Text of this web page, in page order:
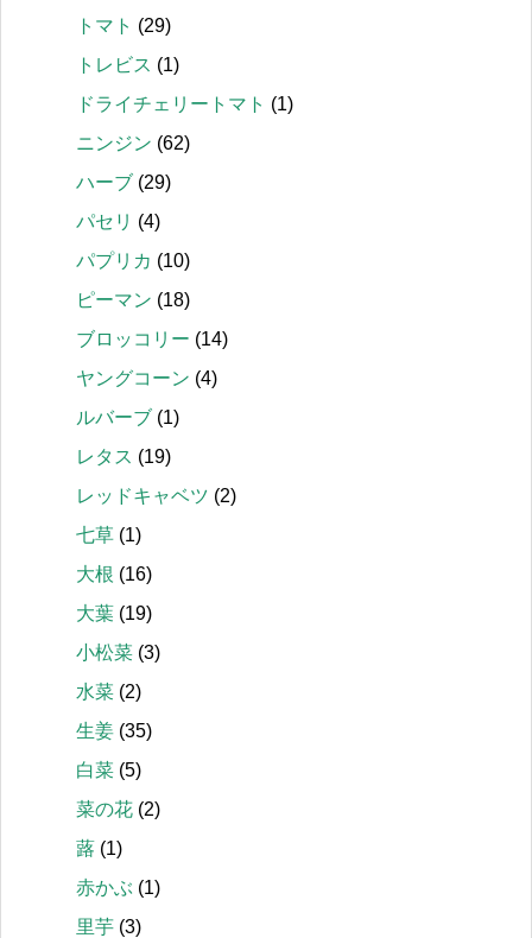
トマト (29)
トレビス (1)
ドライチェリートマト (1)
ニンジン (62)
ハーブ (29)
パセリ (4)
パプリカ (10)
ピーマン (18)
ブロッコリー (14)
ヤングコーン (4)
ルバーブ (1)
レタス (19)
レッドキャベツ (2)
七草 (1)
大根 (16)
大葉 (19)
小松菜 (3)
水菜 (2)
生姜 (35)
白菜 (5)
菜の花 (2)
蕗 (1)
赤かぶ (1)
里芋 (3)